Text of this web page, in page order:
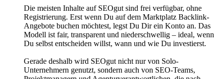
Die meisten Inhalte auf SEOgut sind frei verfügbar, ohne
Registrierung. Erst wenn Du auf dem Marktplatz Backlink-
Angebote buchen möchtest, legst Du Dir ein Konto an. Das
Modell ist fair, transparent und niederschwellig – ideal, wenn
Du selbst entscheiden willst, wann und wie Du investierst.
Gerade deshalb wird SEOgut nicht nur von Solo-
Unternehmern genutzt, sondern auch von SEO-Teams,